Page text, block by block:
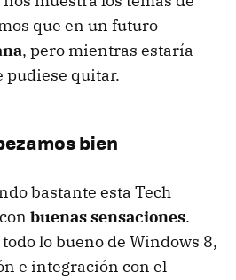
que en un futuro
, pero mientras estaría
pudiese quitar.
bien
bastante esta Tech
buenas sensaciones.
lo bueno de Windows 8,
e integración con el